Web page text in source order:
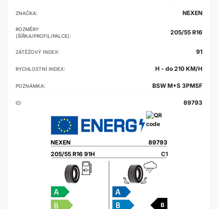
ZNAČKA: NEXEN
ROZMĚRY
(ŠÍŘKA/PROFIL/PALCE):
205/55 R16
ZÁTĚŽOVÝ INDEX: 91
RYCHLOSTNÍ INDEX: H - do 210 KM/H
POZNÁMKA: BSW M+S 3PMSF
ID: 89793
205/55 R16 91H
NEXEN 89793
B
C1